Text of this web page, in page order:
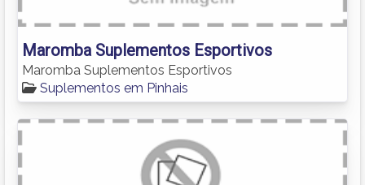
Maromba Suplementos Esportivos
Maromba Suplementos Esportivos
Suplementos em Pinhais